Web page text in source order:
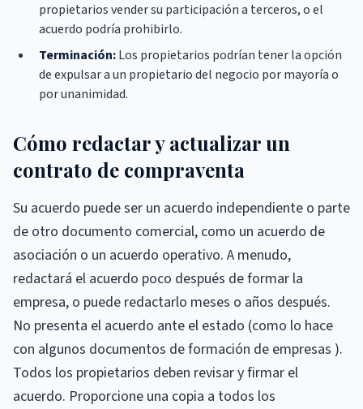
propietarios vender su participación a terceros, o el
acuerdo podría prohibirlo.
Terminación:Los propietarios podrían tener la opción
de expulsar a un propietario del negocio por mayoría o
por unanimidad.
Cómo redactar y actualizar un
contrato de compraventa
Su acuerdo puede ser un acuerdo independiente o parte
de otro documento comercial, como un acuerdo de
asociación o un acuerdo operativo. A menudo,
redactará el acuerdo poco después de formar la
empresa, o puede redactarlo meses o años después.
No presenta el acuerdo ante el estado (como lo hace
con algunos documentos de formación de empresas ).
Todos los propietarios deben revisar y firmar el
acuerdo. Proporcione una copia a todos los